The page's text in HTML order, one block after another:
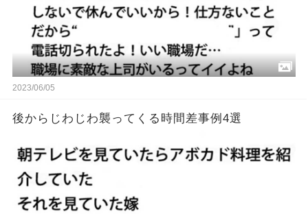
2023/06/05
後からじわじわ襲ってくる時間差事例4選